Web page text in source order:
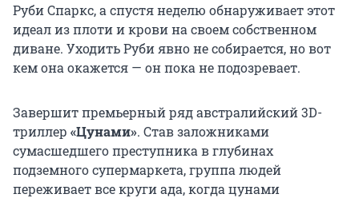
Руби Спаркс, а спустя неделю обнаруживает этот
идеал из плоти и крови на своем собственном
диване. Уходить Руби явно не собирается, но вот
кем она окажется — он пока не подозревает.
Завершит премьерный ряд австралийский 3D-
триллер «Цунами». Став заложниками
сумасшедшего преступника в глубинах
подземного супермаркета, группа людей
переживает все круги ада, когда цунами